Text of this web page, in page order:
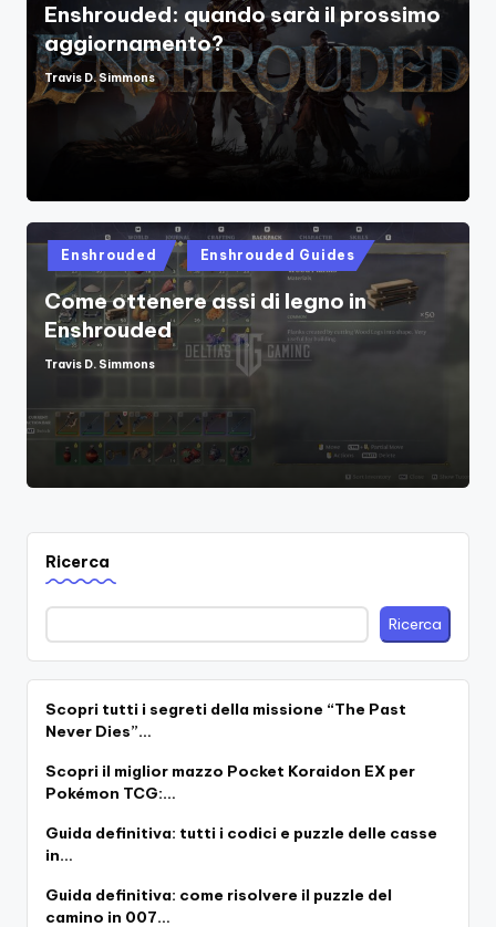
Enshrouded: quando sarà il prossimo
aggiornamento?
Posted
by
Travis D. Simmons
Posted
in
Enshrouded Enshrouded Guides
Come ottenere assi di legno in
Enshrouded
Posted
Travis D. Simmons
Ricerca
Ricerca
Scopri tutti i segreti della missione “The Past
Never Dies”…
Scopri il miglior mazzo Pocket Koraidon EX per
Pokémon TCG:…
Guida definitiva: tutti i codici e puzzle delle casse
in…
Guida definitiva: come risolvere il puzzle del
camino in 007…